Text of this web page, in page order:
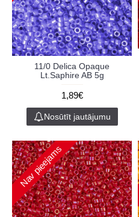
11/0 Delica Opaque
Lt.Saphire AB 5g
1,89€
Nosūtīt jautājumu
Nav pieejams